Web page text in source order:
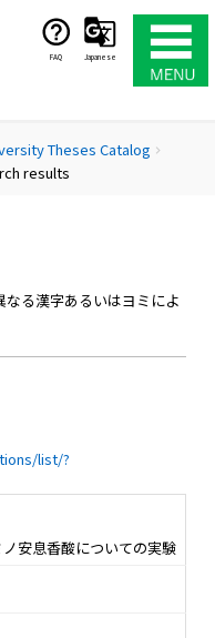
FAQ Japanese
Theses Catalog chevron_right
results
る漢字あるいはヨミによ
list/?
安息香酸についての実験